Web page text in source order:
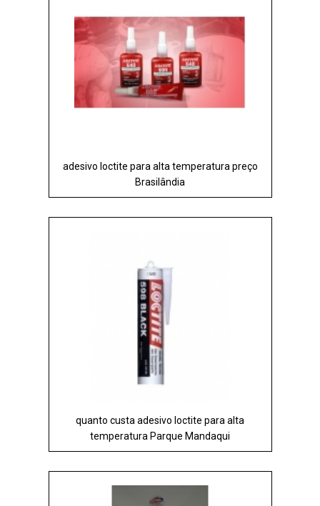
adesivo loctite para alta temperatura preço
Brasilândia
quanto custa adesivo loctite para alta
temperatura Parque Mandaqui